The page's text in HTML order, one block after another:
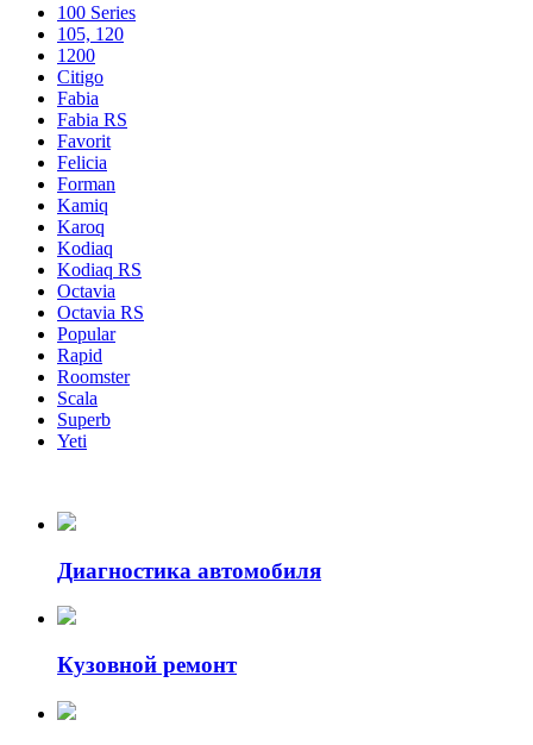
100 Series
105, 120
1200
Citigo
Fabia
Fabia RS
Favorit
Felicia
Forman
Kamiq
Karoq
Kodiaq
Kodiaq RS
Octavia
Octavia RS
Popular
Rapid
Roomster
Scala
Superb
Yeti
Диагностика автомобиля
Кузовной ремонт